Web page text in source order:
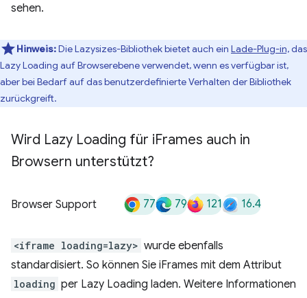
sehen.
Hinweis:Die Lazysizes-Bibliothek bietet auch ein Lade-Plug-in,das
Lazy Loading auf Browserebene verwendet, wenn es verfügbar ist,
aber bei Bedarf auf das benutzerdefinierte Verhalten der Bibliothek
zurückgreift.
Wird Lazy Loading für iFrames auch in
Browsern unterstützt?
Browser Support 77 79 121 16.4
<iframe loading=lazy> wurde ebenfalls
standardisiert. So können Sie iFrames mit dem Attribut
loading per Lazy Loading laden. Weitere Informationen